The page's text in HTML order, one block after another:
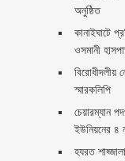
অনুষ্ঠিত
কানাইঘাটে
ওসমানী
বিরোধীদলীয়
স্মারকলিপি ‎
চেয়ারম্যান
ইউনিয়নের ৪
হযরত